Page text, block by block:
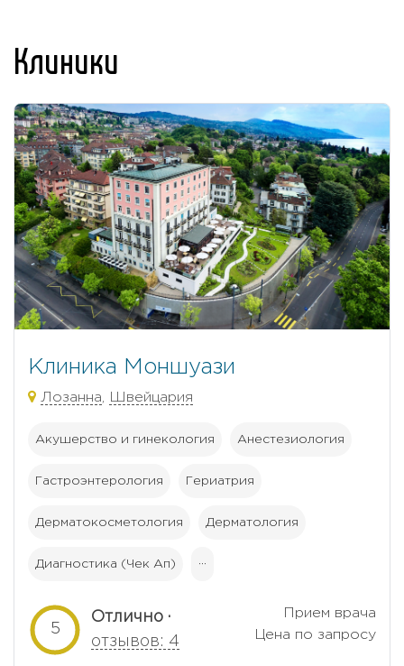
Клиники
Клиника Моншуази
Лозанна, Швейцария
Акушерство и гинекология Анестезиология
Гастроэнтерология Гериатрия
Дерматокосметология Дерматология
Диагностика (Чек Ап) ···
5
Отлично ·
отзывов: 4
Прием врача
Цена по запросу